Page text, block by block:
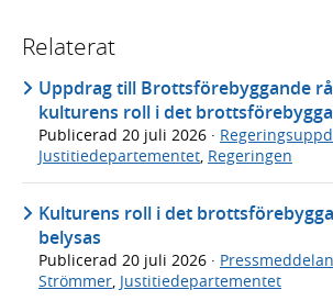
Relaterat
Uppdrag till Brottsförebyggande
kulturens roll i det
Publicerad 20 juli 2026 ·
Justitiedepartementet, Regeringen
Kulturens roll i det
belysas
Publicerad 20 juli 2026 ·
Strömmer Justitiedepartementet